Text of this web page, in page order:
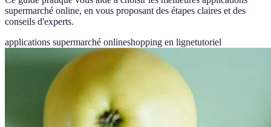
supermarché online, en vous proposant des étapes claires et des
conseils d'experts.
applications supermarché onlineshopping en lignetutoriel